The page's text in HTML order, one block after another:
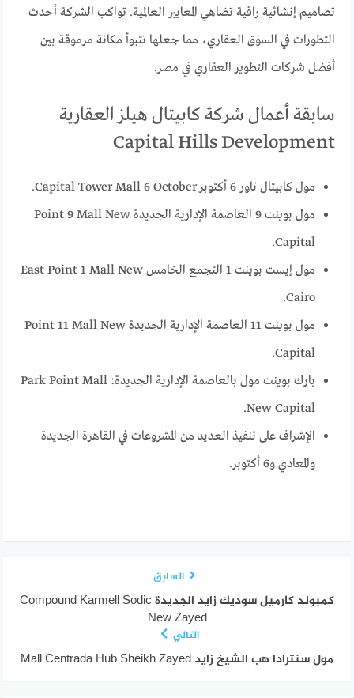
تصاميم إنشائية راقية تضاهي المعايير العالمية. تواكب الشركة أحدث
التطورات في السوق العقاري، مما جعلها تتبوأ مكانة مرموقة بين
أفضل شركات التطوير العقاري في مصر.
سابقة أعمال شركة كابيتال هيلز العقارية
Capital Hills Development
مول كابيتال تاور 6 أكتوبر Capital Tower Mall 6 October.
مول بوينت 9 العاصمة الإدارية الجديدة Point 9 Mall New
Capital.
مول إيست بوينت 1 التجمع الخامس East Point 1 Mall New
Cairo.
مول بوينت 11 العاصمة الإدارية الجديدة Point 11 Mall New
Capital.
بارك بوينت مول بالعاصمة الإدارية الجديدة: Park Point Mall
New Capital.
الإشراف على تنفيذ العديد من المشروعات في القاهرة الجديدة
والمعادي و6 أكتوبر.
السابق
كمبوند كارميل سوديك زايد الجديدة Compound Karmell Sodic
New Zayed
التالي
مول سنترادا هب الشيخ زايد Mall Centrada Hub Sheikh Zayed